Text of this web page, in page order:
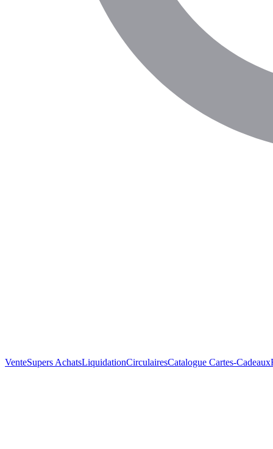
VenteSupers AchatsLiquidationCirculairesCatalogue Cartes-Cadeaux